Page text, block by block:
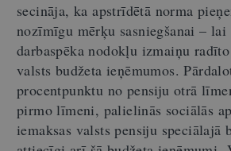
secināja, ka apstrīdētā norma
nozīmīgu mērķu sasniegšanai – lai
darbaspēka nodokļu izmaiņu
valsts budžeta ieņēmumos.
procentpunktu no pensiju otrā
pirmo līmeni, palielinās sociālās
iemaksas valsts pensiju speciālajā